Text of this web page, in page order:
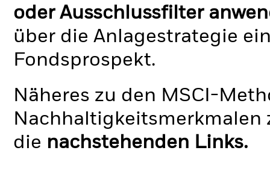
oder Ausschlussfilter
über die Anlagestrategie
Fondsprospekt.
Näheres zu den MSCI-
Nachhaltigkeitsmerkmalen
die nachstehenden Links.